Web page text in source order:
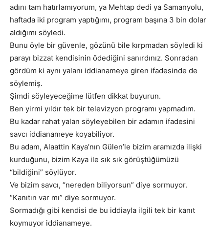
adını tam hatırlamıyorum, ya Mehtap dedi ya Samanyolu,
haftada iki program yaptığımı, program başına 3 bin dolar
aldığımı söyledi.
Bunu öyle bir güvenle, gözünü bile kırpmadan söyledi ki
parayı bizzat kendisinin ödediğini sanırdınız. Sonradan
gördüm ki aynı yalanı iddianameye giren ifadesinde de
söylemiş.
Şimdi söyleyeceğime lütfen dikkat buyurun.
Ben yirmi yıldır tek bir televizyon programı yapmadım.
Bu kadar rahat yalan söyleyebilen bir adamın ifadesini
savcı iddianameye koyabiliyor.
Bu adam, Alaattin Kaya’nın Gülen’le bizim aramızda ilişki
kurduğunu, bizim Kaya ile sık sık görüştüğümüzü
“bildiğini” söylüyor.
Ve bizim savcı, “nereden biliyorsun” diye sormuyor.
“Kanıtın var mı” diye sormuyor.
Sormadığı gibi kendisi de bu iddiayla ilgili tek bir kanıt
koymuyor iddianameye.